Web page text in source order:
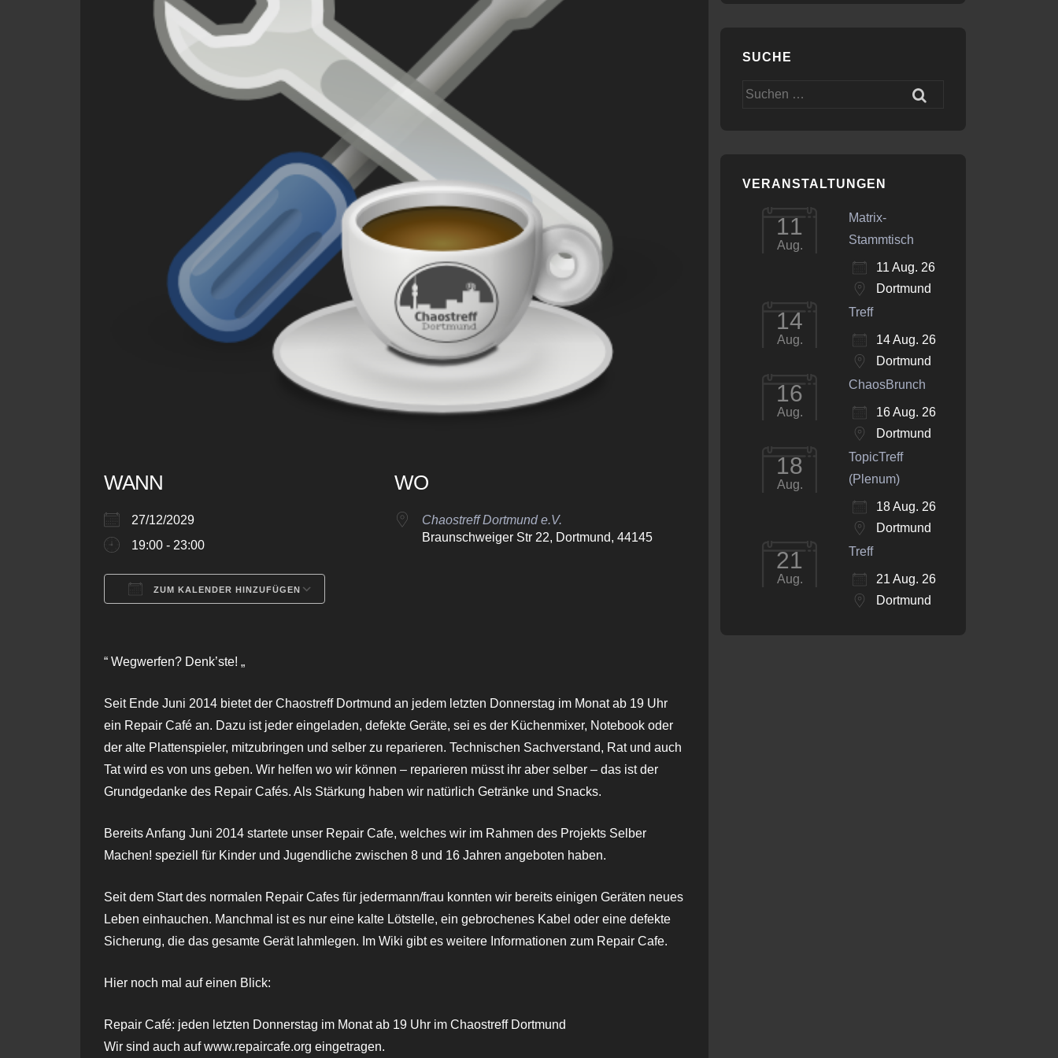
WANN
27/12/2029
19:00 - 23:00
ZUM KALENDER HINZUFÜGEN
WO
Chaostreff Dortmund e.V.
Braunschweiger Str 22, Dortmund, 44145
“ Wegwerfen? Denk’ste! „
Seit Ende Juni 2014 bietet der Chaostreff Dortmund an jedem letzten Donnerstag im Monat ab 19 Uhr
ein Repair Café an. Dazu ist jeder eingeladen, defekte Geräte, sei es der Küchenmixer, Notebook oder
der alte Plattenspieler, mitzubringen und selber zu reparieren. Technischen Sachverstand, Rat und auch
Tat wird es von uns geben. Wir helfen wo wir können – reparieren müsst ihr aber selber – das ist der
Grundgedanke des Repair Cafés. Als Stärkung haben wir natürlich Getränke und Snacks.
Bereits Anfang Juni 2014 startete unser Repair Cafe, welches wir im Rahmen des Projekts Selber
Machen! speziell für Kinder und Jugendliche zwischen 8 und 16 Jahren angeboten haben.
Seit dem Start des normalen Repair Cafes für jedermann/frau konnten wir bereits einigen Geräten neues
Leben einhauchen. Manchmal ist es nur eine kalte Lötstelle, ein gebrochenes Kabel oder eine defekte
Sicherung, die das gesamte Gerät lahmlegen. Im Wiki gibt es weitere Informationen zum Repair Cafe.
Hier noch mal auf einen Blick:
Repair Café: jeden letzten Donnerstag im Monat ab 19 Uhr im Chaostreff Dortmund
Wir sind auch auf www.repaircafe.org eingetragen.
SUCHE
Suchen
VERANSTALTUNGEN
11
Aug.
Matrix-
Stammtisch
11 Aug. 26
Dortmund
14
Aug.
Treff
14 Aug. 26
Dortmund
16
Aug.
ChaosBrunch
16 Aug. 26
Dortmund
18
Aug.
TopicTreff
(Plenum)
18 Aug. 26
Dortmund
21
Aug.
Treff
21 Aug. 26
Dortmund